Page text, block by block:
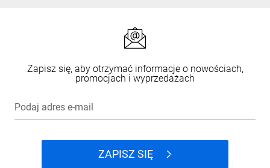
Zapisz się, aby otrzymać informacje o nowościach,
promocjach i wyprzedażach
Podaj adres e-mail
ZAPISZ SIĘ